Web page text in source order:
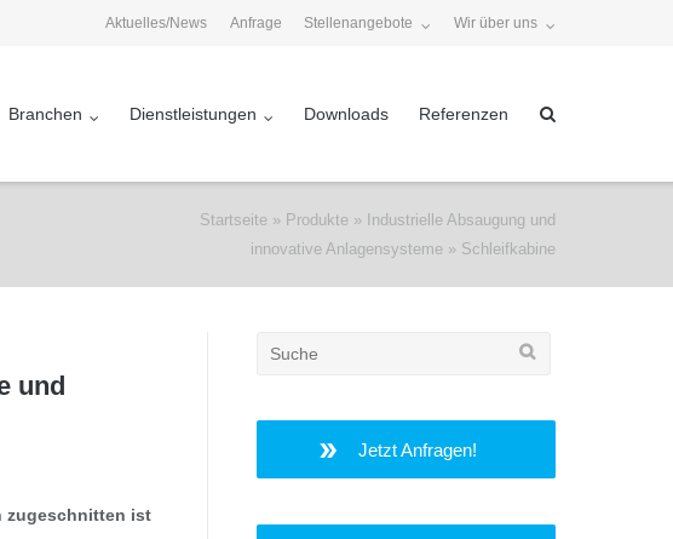
Aktuelles/News Anfrage Stellenangebote Wir über uns
Branchen Dienstleistungen Downloads Referenzen
Startseite » Produkte » Industrielle Absaugung und
innovative Anlagensysteme » Schleifkabine
und
zugeschnitten ist
Search
Jetzt Anfragen!